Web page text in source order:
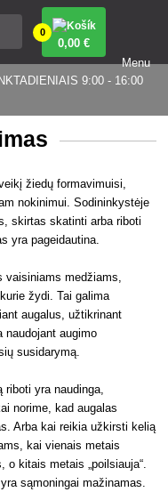
9:00 - 16:00
0
0,00 €
Menu
žiedų formavimuisi,
nokinimui. Sodininkystėje
skirtas skatinti arba riboti
yra pageidautina.
vaisiniams medžiams,
žydi. Tai galima
augalus, užtikrinant
naudojant augimo
susidarymą.
yra naudinga,
norime, kad augalas
Arba kai reikia užkirsti kelią
kai vienais metais
kitais metais „poilsiauja“.
sąmoningai mažinamas.